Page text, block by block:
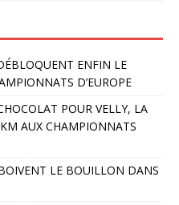
ENFIN LE
D’EUROPE
POUR VELLY, LA
AUX CHAMPIONNATS
LE BOUILLON DANS